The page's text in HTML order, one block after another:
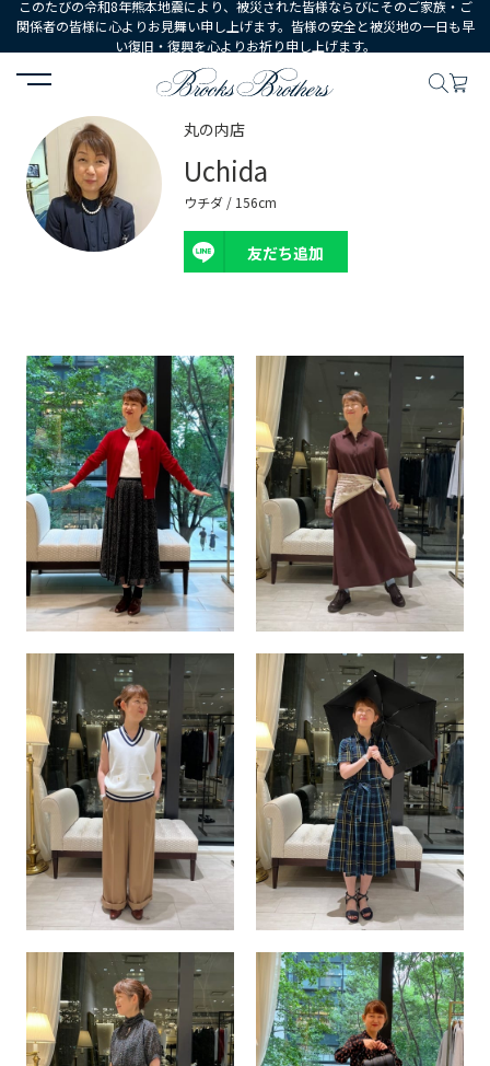
このたびの令和8年熊本地震により、被災された皆様ならびにそのご家族・ご
関係者の皆様に心よりお見舞い申し上げます。皆様の安全と被災地の一日も早
い復旧・復興を心よりお祈り申し上げます。
HOME コーディネート スタッフ詳細
丸の内店
Uchida
ウチダ / 156cm
友だち追加